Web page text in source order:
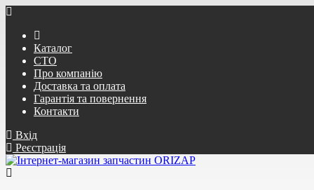
Каталог
СТО
Про компанію
Доставка та оплата
Гарантія та повернення
Контакти
Вхід
Реєстрація